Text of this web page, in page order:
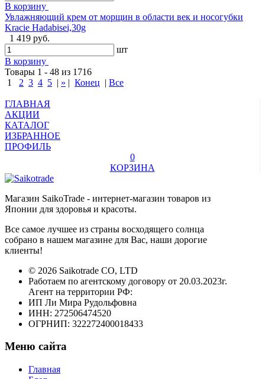
В корзину
Увлажняющий крем от морщин в области век и носогубки
Kracie Hadabisei,30g
1 419 руб.
шт
В корзину
Товары 1 - 48 из 1716
1
2 3 4 5 | » | Конец | Все
ГЛАВНАЯ
АКЦИИ
КАТАЛОГ
ИЗБРАННОЕ
ПРОФИЛЬ
0
КОРЗИНА
Магазин SaikoTrade - интернет-магазин товаров из
Японии для здоровья и красоты.
Все самое лучшее из страны восходящего солнца
собрано в нашем магазине для Вас, наши дорогие
клиенты!
© 2026 Saikotrade CO, LTD
Работаем по агентскому договору от 20.03.2023г.
Агент на территории РФ:
ИП Ли Мира Рудольфовна
ИНН: 272506474520
ОГРНИП: 322272400018433
Меню сайта
Главная